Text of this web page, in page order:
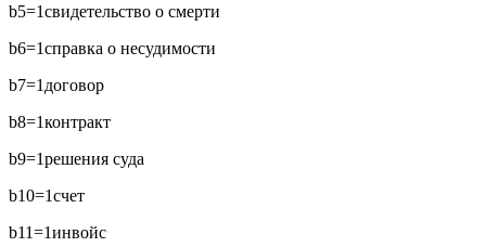
b5=1свидетельство о смерти
b6=1справка о несудимости
b7=1 договор
b8=1контракт
b9=1решения суда
b10=1счет
b11=1инвойс